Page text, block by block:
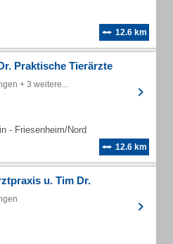
12.6 km
Praktische Tierärzte
+ 3 weitere...
- Friesenheim/Nord
12.6 km
u. Tim Dr.